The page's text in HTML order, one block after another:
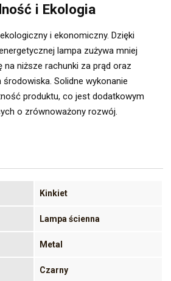
i Ekologia
i ekonomiczny. Dzięki
lampa zużywa mniej
na niższe rachunki za prąd oraz
Solidne wykonanie
produktu, co jest dodatkowym
o zrównoważony rozwój.
Kinkiet
Lampa ścienna
Metal
Czarny